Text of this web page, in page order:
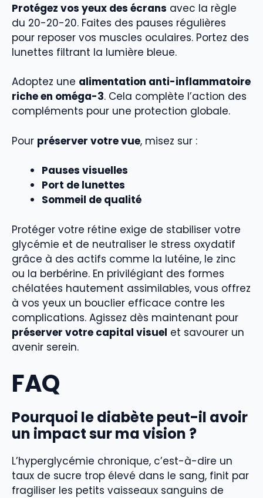
Protégez vos yeux des écrans avec la règle
du 20-20-20. Faites des pauses régulières
pour reposer vos muscles oculaires. Portez des
lunettes filtrant la lumière bleue.
Adoptez une alimentation anti-inflammatoire
riche en oméga-3. Cela complète l’action des
compléments pour une protection globale.
Pour préserver votre vue, misez sur :
Pauses visuelles
Port de lunettes
Sommeil de qualité
Protéger votre rétine exige de stabiliser votre
glycémie et de neutraliser le stress oxydatif
grâce à des actifs comme la lutéine, le zinc
ou la berbérine. En privilégiant des formes
chélatées hautement assimilables, vous offrez
à vos yeux un bouclier efficace contre les
complications. Agissez dès maintenant pour
préserver votre capital visuel et savourer un
avenir serein.
FAQ
Pourquoi le diabète peut-il avoir
un impact sur ma vision ?
L’hyperglycémie chronique, c’est-à-dire un
taux de sucre trop élevé dans le sang, finit par
fragiliser les petits vaisseaux sanguins de